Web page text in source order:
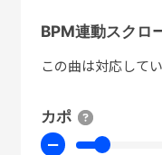
BPM連動スクロ
この曲は対応して
カポ
ー